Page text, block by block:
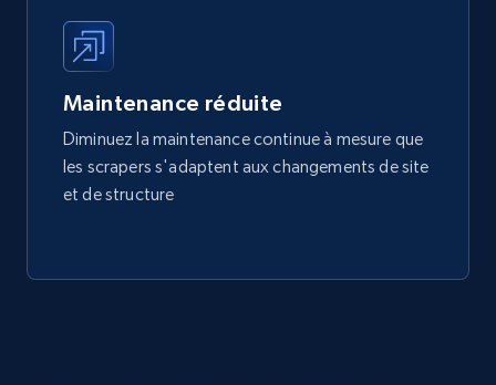
Maintenance réduite
Diminuez la maintenance continue à mesure que
les scrapers s'adaptent aux changements de site
et de structure